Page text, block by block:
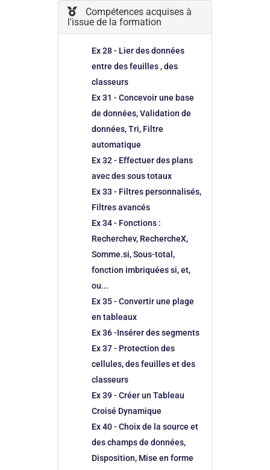
Compétences acquises à
l'issue de la formation
Ex 28 - Lier des données
entre des feuilles , des
classeurs
Ex 31 - Concevoir une base
de données, Validation de
données, Tri, Filtre
automatique
Ex 32 - Effectuer des plans
avec des sous totaux
Ex 33 - Filtres personnalisés,
Filtres avancés
Ex 34 - Fonctions :
Recherchev, RechercheX,
Somme.si, Sous-total,
fonction imbriquées si, et,
ou...
Ex 35 - Convertir une plage
en tableaux
Ex 36 -Insérer des segments
Ex 37 - Protection des
cellules, des feuilles et des
classeurs
Ex 39 - Créer un Tableau
Croisé Dynamique
Ex 40 - Choix de la source et
des champs de données,
Disposition, Mise en forme